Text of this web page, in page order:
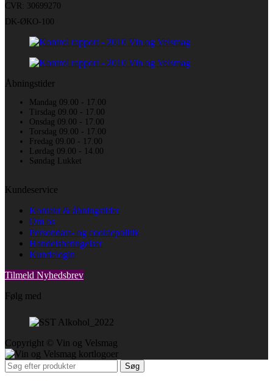
CVR: 30699270
DK-ØKO-100
Åbningstider
Mandag 09.00 - 17.00
Tirsdag 09.00 - 17.00
Onsdag 09.00 - 17.00
Torsdag 09.00 - 17.00
Fredag 09.00 - 17.00
Lørdag 09.00 - 14.00
Søndag Lukket
Kundeservice
Kontakt & åbningstider
Om os
Persondata- og cookiepolitik
Handelsbetingelser
Kundelogin
Tilmeld Nyhedsbrev
Følg med
Copyright © Vin og Velsmag
Søg